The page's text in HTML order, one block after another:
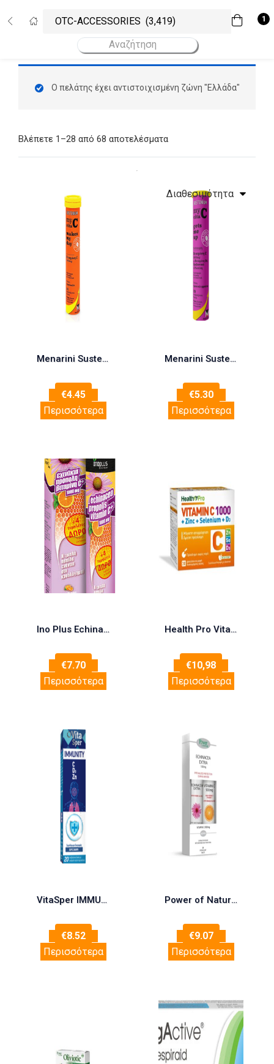
1
Σύνδεση Εγγραφή
UsernameΚωδικός
Να με θυμάσαι!
Ο πελάτης έχει αντιστοιχισμένη ζώνη "Ελλάδα"
Βλέπετε 1–28 από 68 αποτελέσματα
Υψηλότερες πωλήσεις
Διαθεσιμότητα
Menarini Sustenium My Vita C Makes My Day 20eff
€4.45
Περισσότερα
Menarini Sustenium My Vita C Gets Me Up 20eff
€5.30
Περισσότερα
Ino Plus Echinacea + Vit C + Propolis Συμπλήρωμα για την Ενίσχυση του Ανοσοποιητικού 20+4 αναβράζοντα δισκία Πορτοκάλι
€7.70
Περισσότερα
Health Pro Vitamin C 1000mg+Zinc+Selenium+D3, 30φακελάκια
€10,98
Περισσότερα
VitaSper IMMUNITY Vitamins C, D3 & Zn (Orange Flavor) 20tabs
€8.52
Περισσότερα
Power of Nature Promo Echinacea Extra 100mg, 20eff.tabs & Vitamin C 500mg, 20eff.tabs, 1σετ
€9.07
Περισσότερα